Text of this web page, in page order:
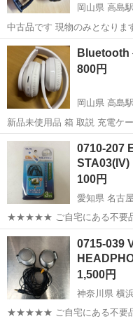
岡山県 高島駅
中古品です 現物のみとなりま
岡山 岡山市
Bluetooth
800円
岡山県 高島駅
新品未使用品 箱 取説 充電ケ
岡山 岡山市
0710-207
STA03(IV)
100円
愛知県 名古
★★★★★ ご自宅にある不要品
みしませんか？ 家電、趣味・
衣料服飾品、生活雑貨、家具
ち込めます！ ※詳細はこ...
愛知 名古屋市
0715-039
1,500円
神奈川県 横
★★★★★ ご自宅にある不要品